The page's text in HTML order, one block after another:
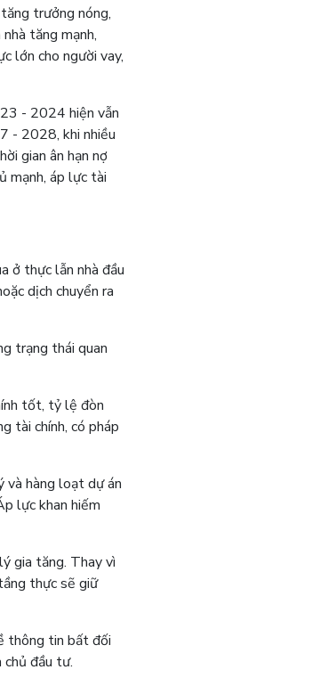
trưởng nóng,
tăng mạnh,
lớn cho người vay,
- 2024 hiện vẫn
- 2028, khi nhiều
gian ân hạn nợ
mạnh, áp lực tài
ở thực lẫn nhà đầu
dịch chuyển ra
trạng thái quan
tốt, tỷ lệ đòn
tài chính, có pháp
và hàng loạt dự án
lực khan hiếm
gia tăng. Thay vì
thực sẽ giữ
thông tin bất đối
chủ đầu tư.